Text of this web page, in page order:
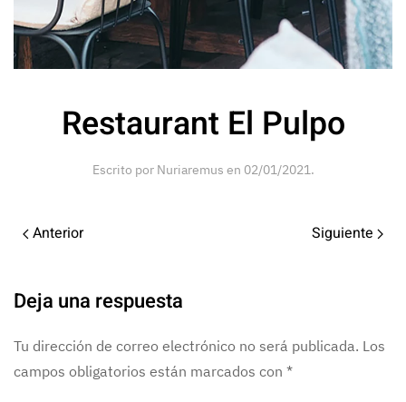
Restaurant El Pulpo
Escrito por Nuriaremus en 02/01/2021.
Anterior Siguiente
Deja una respuesta
Tu dirección de correo electrónico no será publicada. Los
campos obligatorios están marcados con *